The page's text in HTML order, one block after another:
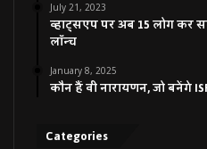
July 21, 2023
व्हाट्सएप पर अब 15 लोग कर
लॉन्च
January 8, 2025
कौन हैं वी नारायणन, जो बनेंगे
Categories